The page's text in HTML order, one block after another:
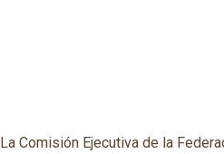
La Comisión Ejecutiva de la